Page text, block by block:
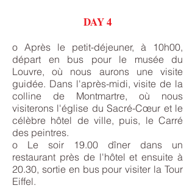
DAY 4
o Après le petit-déjeuner, à 10h00,
départ en bus pour le musée du
Louvre, où nous aurons une visite
guidée. Dans l'après-midi, visite de la
colline de Montmartre, où nous
visiterons l'église du Sacré-Cœur et le
célèbre hôtel de ville, puis, le Carré
des peintres.
o Le soir 19.00 dîner dans un
restaurant près de l'hôtel et ensuite à
20.30, sortie en bus pour visiter la Tour
Eiffel.